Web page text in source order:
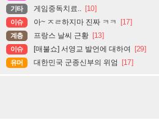
기타 게임중독치료.. [10]
이슈 아~ ㅈㄹ하지마 진짜 ㅋㅋ [17]
계층 프랑스 날씨 근황 [13]
이슈 [매불쇼] 서영교 발언에 대하여 [29]
유머 대한민국 군종신부의 위엄 [17]